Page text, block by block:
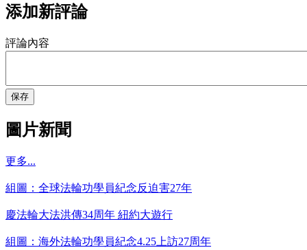
添加新評論
評論內容
保存
圖片新聞
更多...
組圖：全球法輪功學員紀念反迫害27年
慶法輪大法洪傳34周年 紐約大遊行
組圖：海外法輪功學員紀念4.25上訪27周年